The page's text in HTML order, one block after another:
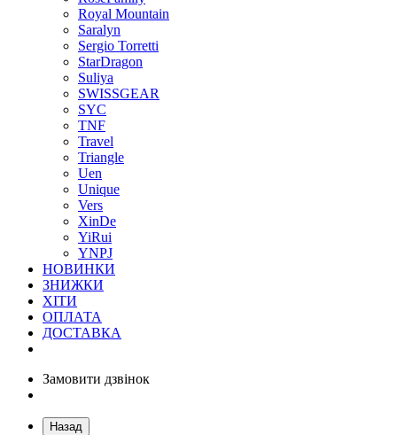
Royal Mountain
Saralyn
Sergio Torretti
StarDragon
Suliya
SWISSGEAR
SYC
TNF
Travel
Triangle
Uen
Unique
Vers
XinDe
YiRui
YNPJ
НОВИНКИ
ЗНИЖКИ
ХІТИ
ОПЛАТА
ДОСТАВКА
Замовити дзвінок
Назад